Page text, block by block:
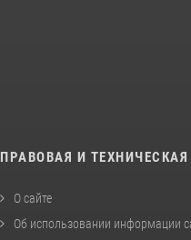
ПРАВОВАЯ И
О сайте
Об использовании информации